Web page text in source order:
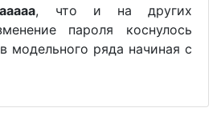
, что и на других
пароля коснулось
модельного ряда начиная с